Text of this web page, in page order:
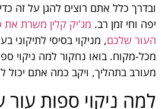
ובדרך כלל אתם רוצים להגן על זה
יפה וחי זמן רב. מג'יק קלין משרת את
העור שלכם, מניקוי בסיסי לתיקוני
מכל-מקוח. בואו נחקור למה ניקוי
מעורב בתהליך, ויקב כמה אתם יכול
למה ניקוי ספות עור